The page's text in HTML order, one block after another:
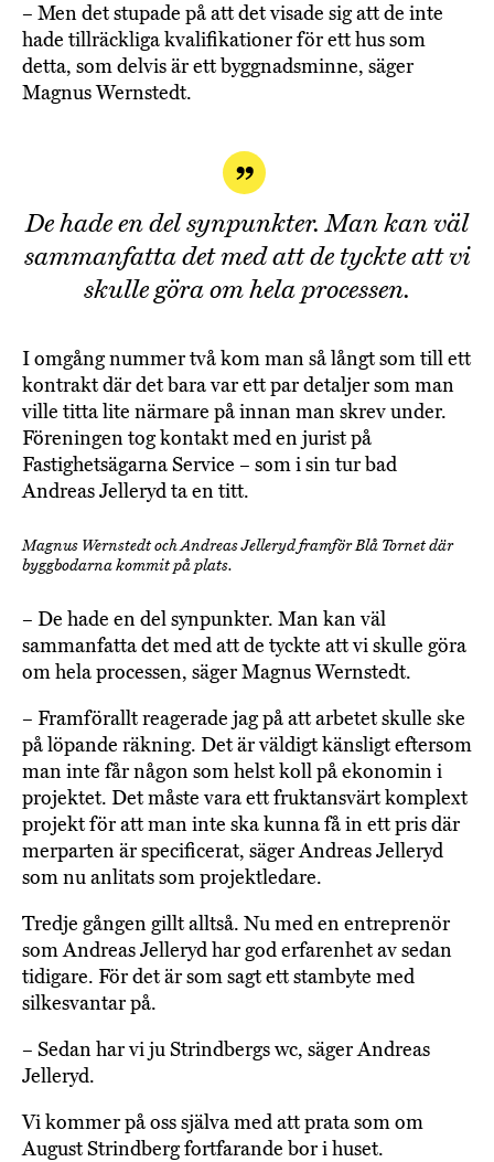
– Men det stupade på att det visade sig att de inte
hade tillräckliga kvalifikationer för ett hus som
detta, som delvis är ett byggnadsminne, säger
Magnus Wernstedt.
De hade en del synpunkter. Man kan väl
sammanfatta det med att de tyckte att vi
skulle göra om hela processen.
I omgång nummer två kom man så långt som till ett
kontrakt där det bara var ett par detaljer som man
ville titta lite närmare på innan man skrev under.
Föreningen tog kontakt med en jurist på
Fastighetsägarna Service – som i sin tur bad
Andreas Jelleryd ta en titt.
Magnus Wernstedt och Andreas Jelleryd framför Blå Tornet där
byggbodarna kommit på plats.
– De hade en del synpunkter. Man kan väl
sammanfatta det med att de tyckte att vi skulle göra
om hela processen, säger Magnus Wernstedt.
– Framförallt reagerade jag på att arbetet skulle ske
på löpande räkning. Det är väldigt känsligt eftersom
man inte får någon som helst koll på ekonomin i
projektet. Det måste vara ett fruktansvärt komplext
projekt för att man inte ska kunna få in ett pris där
merparten är specificerat, säger Andreas Jelleryd
som nu anlitats som projektledare.
Tredje gången gillt alltså. Nu med en entreprenör
som Andreas Jelleryd har god erfarenhet av sedan
tidigare. För det är som sagt ett stambyte med
silkesvantar på.
– Sedan har vi ju Strindbergs wc, säger Andreas
Jelleryd.
Vi kommer på oss själva med att prata som om
August Strindberg fortfarande bor i huset.